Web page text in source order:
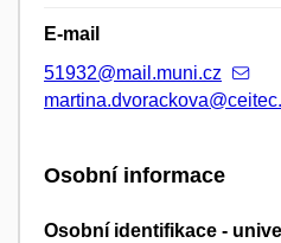
E-mail
51932@mail.muni.cz
Osobní informace
Osobní identifikace -